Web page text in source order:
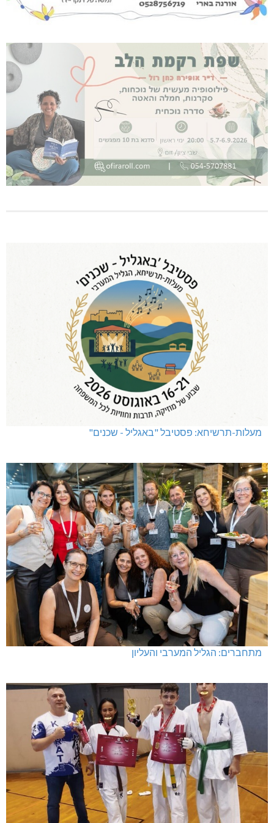
מעלות-תרשיחא: פסטיבל "באגליל - שכנים"
מתחברים: הגליל המערבי והעליון